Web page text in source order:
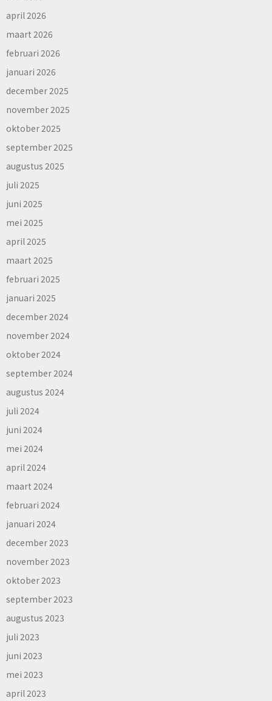
april 2026
maart 2026
februari 2026
januari 2026
december 2025
november 2025
oktober 2025
september 2025
augustus 2025
juli 2025
juni 2025
mei 2025
april 2025
maart 2025
februari 2025
januari 2025
december 2024
november 2024
oktober 2024
september 2024
augustus 2024
juli 2024
juni 2024
mei 2024
april 2024
maart 2024
februari 2024
januari 2024
december 2023
november 2023
oktober 2023
september 2023
augustus 2023
juli 2023
juni 2023
mei 2023
april 2023